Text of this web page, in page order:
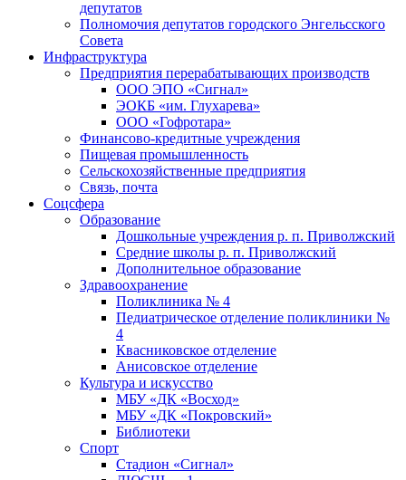
депутатов
Полномочия депутатов городского Энгельсского
Совета
Инфраструктура
Предприятия перерабатывающих производств
ООО ЭПО «Сигнал»
ЭОКБ «им. Глухарева»
ООО «Гофротара»
Финансово-кредитные учреждения
Пищевая промышленность
Сельскохозяйственные предприятия
Связь, почта
Соцсфера
Образование
Дошкольные учреждения р. п. Приволжский
Средние школы р. п. Приволжский
Дополнительное образование
Здравоохранение
Поликлиника № 4
Педиатрическое отделение поликлиники №
4
Квасниковское отделение
Анисовское отделение
Культура и искусство
МБУ «ДК «Восход»
МБУ «ДК «Покровский»
Библиотеки
Спорт
Стадион «Сигнал»